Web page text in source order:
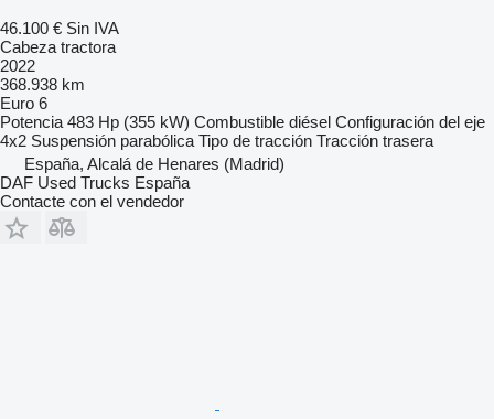
46.100 € Sin IVA
Cabeza tractora
2022
368.938 km
Euro 6
Potencia 483 Hp (355 kW) Combustible diésel Configuración del eje
4x2 Suspensión parabólica Tipo de tracción Tracción trasera
España, Alcalá de Henares (Madrid)
DAF Used Trucks España
Contacte con el vendedor